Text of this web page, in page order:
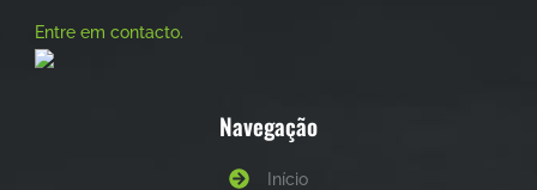
Entre em contacto.
Navegação
Início